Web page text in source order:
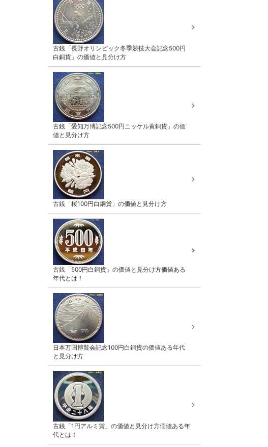
古銭「長野オリンピック冬季競技大会記念500円
白銅貨」の価値と見分け方
古銭「愛知万博記念500円ニッケル黄銅貨」の価
値と見分け方
古銭「桜100円白銅貨」の価値と見分け方
古銭「500円白銅貨」の価値と見分け方価値ある
年代とは！
日本万国博覧会記念100円白銅貨の価値ある年代
と見分け方
古銭「1円アルミ貨」の価値と見分け方価値ある年
代とは！